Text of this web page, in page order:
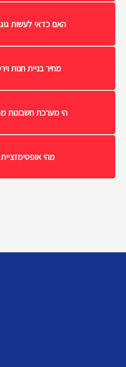
האם כדאי לעשות
מחיר בניית חנות
הי מערכת חשבונות
מהי